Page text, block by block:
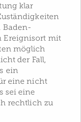
klar
Baden-
Ereignisort mit
möglich
der Fall,
ein
eine nicht
sei eine
rechtlich zu